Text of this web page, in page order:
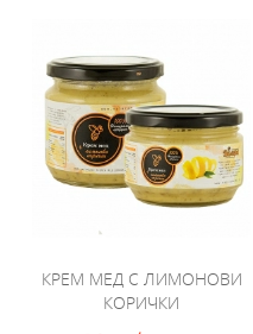
КРЕМ МЕД С ЛИМОНОВИ
КОРИЧКИ